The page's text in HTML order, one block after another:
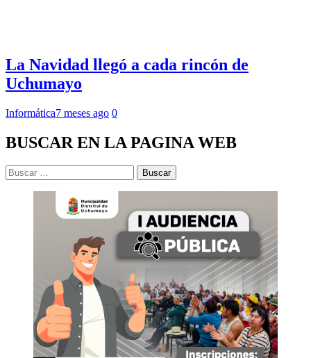
La Navidad llegó a cada rincón de
Uchumayo
Informática7 meses ago 0
BUSCAR EN LA PAGINA WEB
Buscar: